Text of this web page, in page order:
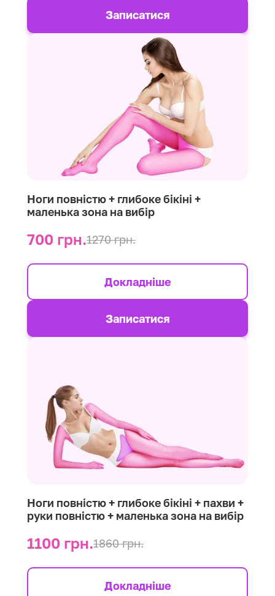
Записатися
Ноги повністю + глибоке бікіні +
маленька зона на вибір
700 грн.1270 грн.
Докладніше
Записатися
Ноги повністю + глибоке бікіні + пахви +
руки повністю + маленька зона на вибір
1100 грн.1860 грн.
Докладніше